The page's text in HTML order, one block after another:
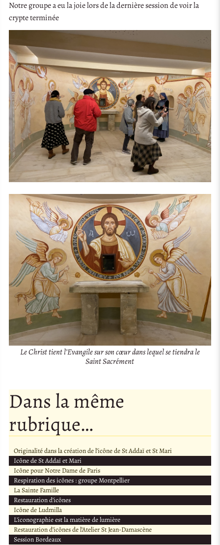
Notre groupe a eu la joie lors de la dernière session de voir la
crypte terminée
Le Christ tient l’Evangile sur son cœur dans lequel se tiendra le
Saint Sacrément
Dans la même
rubrique…
Originalité dans la création de l’icône de St Addaï et St Mari
Icône de St Addaï et Mari
Icône pour Notre Dame de Paris
Respiration des icônes : groupe Montpellier
La Sainte Famille
Restauration d’icônes
Icône de Ludmilla
L’iconographie est la matière de lumière
Restauration d’icônes de l’Atelier St Jean-Damascène
Session Bordeaux